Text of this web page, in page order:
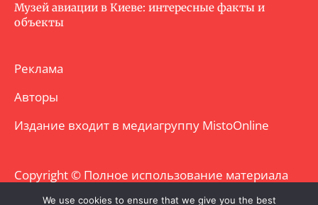
Музей авиации в Киеве: интересные факты и
объекты
Реклама
Авторы
Издание входит в медиагруппу MistoOnline
Copyright © Полное использование материала
запрещено. Частично разрешено с
We use cookies to ensure that we give you the best